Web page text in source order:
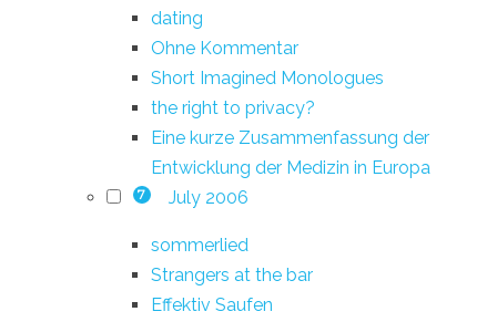
dating
Ohne Kommentar
Short Imagined Monologues
the right to privacy?
Eine kurze Zusammenfassung der
Entwicklung der Medizin in Europa
7 July 2006
sommerlied
Strangers at the bar
Effektiv Saufen